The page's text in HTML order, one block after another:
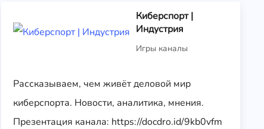
Киберспорт |
Индустрия
Игры каналы
Рассказываем, чем живёт деловой мир
киберспорта. Новости, аналитика, мнения.
Презентация канала: https://docdro.id/9kb0vfm